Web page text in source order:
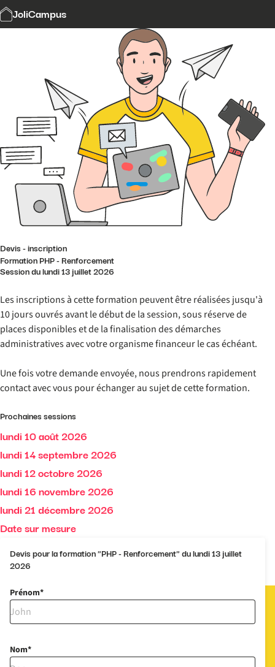
JoliCampus
Modalités et délais d'accès
Formation PHP - Renforcement
Devis - inscription
Session du lundi 13 juillet 2026
Les inscriptions à cette formation peuvent être réalisées jusqu'à
10 jours ouvrés avant le début de la session, sous réserve de
places disponibles et de la finalisation des démarches
administratives avec votre organisme financeur le cas échéant.
Une fois votre demande envoyée, nous prendrons rapidement
contact avec vous pour échanger au sujet de cette formation.
Prochaines sessions
lundi 10 août 2026
lundi 14 septembre 2026
lundi 12 octobre 2026
lundi 16 novembre 2026
lundi 21 décembre 2026
Date sur mesure
Devis pour la formation "PHP - Renforcement" du lundi 13 juillet
2026
Prénom
Nom